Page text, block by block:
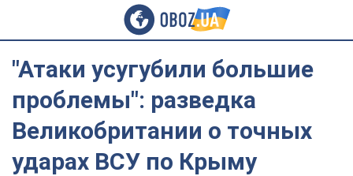
"Атаки усугубили большие
проблемы": разведка
Великобритании о точных
ударах ВСУ по Крыму